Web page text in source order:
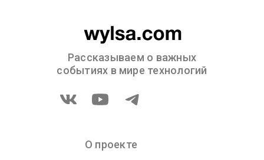
Рассказываем о важных
событиях в мире технологий
О проекте